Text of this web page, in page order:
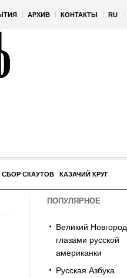
АРХИВ КОНТАКТЫ RU
СБОР СКАУТОВ КАЗАЧИЙ КРУГ
ПОПУЛЯРНОЕ
Великий Новгород
глазами русской
американки
Русская Азбука